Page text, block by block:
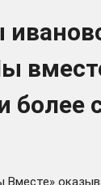
более
Вместе»